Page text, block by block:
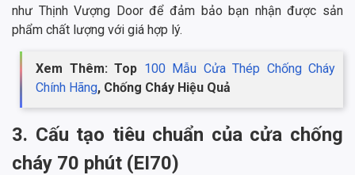
như Thịnh Vượng Door để đảm bảo bạn nhận được sản
phẩm chất lượng với giá hợp lý.
Xem Thêm: Top 100 Mẫu Cửa Thép Chống Cháy
Chính Hãng, Chống Cháy Hiệu Quả
3. Cấu tạo tiêu chuẩn của cửa chống
cháy 70 phút (EI70)